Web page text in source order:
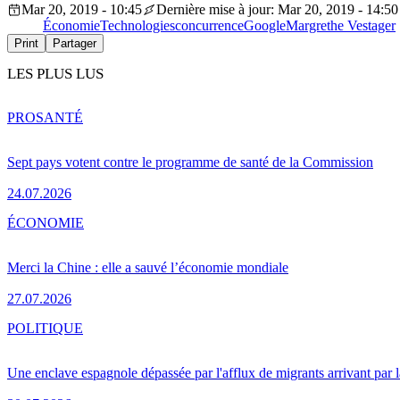
Mar 20, 2019 - 10:45
Dernière mise à jour: Mar 20, 2019 - 14:50
ÉconomieTechnologiesconcurrenceGoogleMargrethe Vestager
Print Partager
LES PLUS LUS
Sept pays votent contre le programme de santé de la Commission
24.07.2026
PROSANTÉ
Merci la Chine : elle a sauvé l’économie mondiale
27.07.2026
ÉCONOMIE
Une enclave espagnole dépassée par l'afflux de migrants arrivant par
POLITIQUE